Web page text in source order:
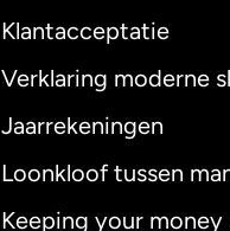
Klantacceptatie
Verklaring moderne
Jaarrekeningen
Loonkloof tussen
Keeping your money